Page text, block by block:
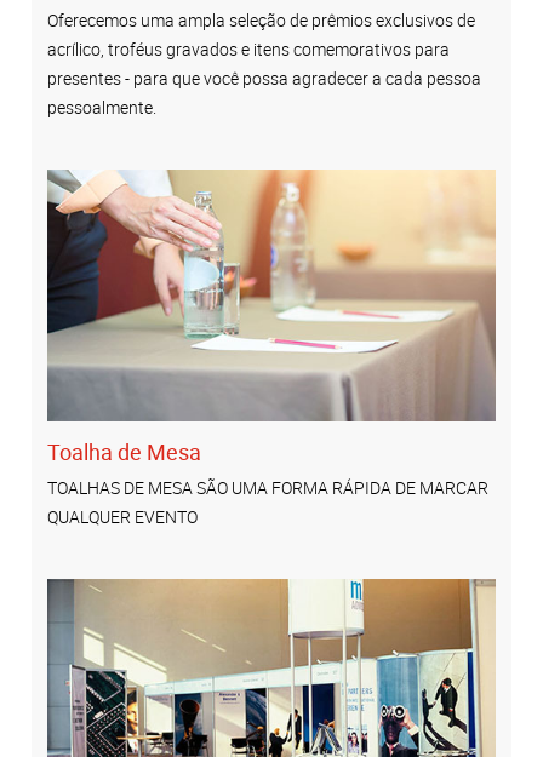
Oferecemos uma ampla seleção de prêmios exclusivos de
acrílico, troféus gravados e itens comemorativos para
presentes - para que você possa agradecer a cada pessoa
pessoalmente.
Toalha de Mesa
TOALHAS DE MESA SÃO UMA FORMA RÁPIDA DE MARCAR
QUALQUER EVENTO